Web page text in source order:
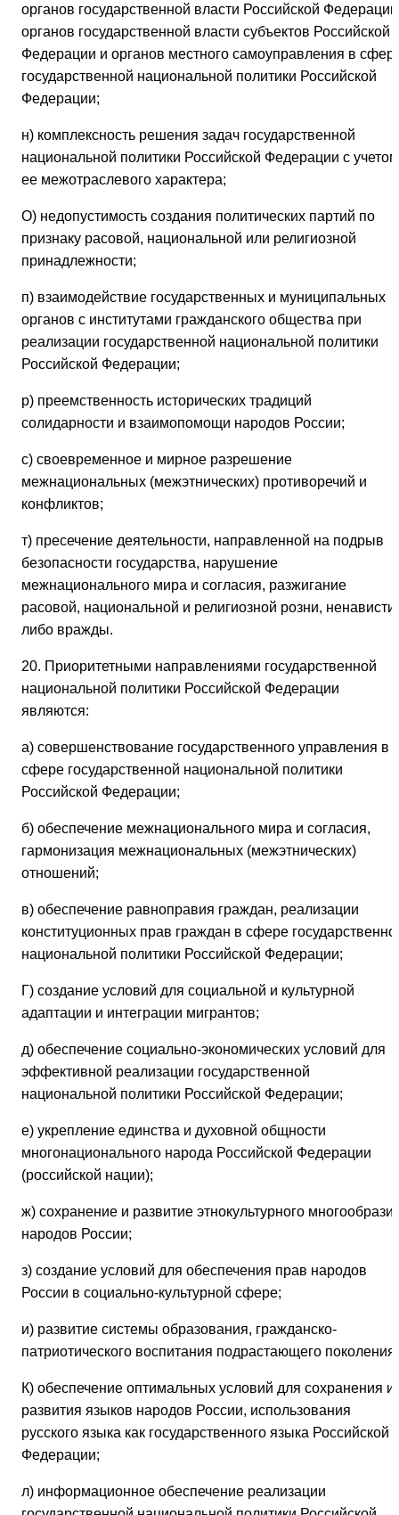
органов государственной власти Российской
органов государственной власти субъектов Российской
Федерации и органов местного самоуправления в
государственной национальной политики Российской
Федерации;
н) комплексность решения задач государственной
национальной политики Российской Федерации с учетом
ее межотраслевого характера;
О) недопустимость создания политических партий по
признаку расовой, национальной или религиозной
принадлежности;
п) взаимодействие государственных и муниципальных
органов с институтами гражданского общества при
реализации государственной национальной политики
Российской Федерации;
р) преемственность исторических традиций
солидарности и взаимопомощи народов России;
с) своевременное и мирное разрешение
межнациональных (межэтнических) противоречий и
конфликтов;
т) пресечение деятельности, направленной на подрыв
безопасности государства, нарушение
межнационального мира и согласия, разжигание
расовой, национальной и религиозной розни, ненависти
либо вражды.
20. Приоритетными направлениями государственной
национальной политики Российской Федерации
являются:
а) совершенствование государственного управления в
сфере государственной национальной политики
Российской Федерации;
б) обеспечение межнационального мира и согласия,
гармонизация межнациональных (межэтнических)
отношений;
в) обеспечение равноправия граждан, реализации
конституционных прав граждан в сфере
национальной политики Российской Федерации;
Г) создание условий для социальной и культурной
адаптации и интеграции мигрантов;
д) обеспечение социально-экономических условий для
эффективной реализации государственной
национальной политики Российской Федерации;
е) укрепление единства и духовной общности
многонационального народа Российской Федерации
(российской нации);
ж) сохранение и развитие этнокультурного
народов России;
з) создание условий для обеспечения прав народов
России в социально-культурной сфере;
и) развитие системы образования, гражданско-
патриотического воспитания подрастающего поколения;
К) обеспечение оптимальных условий для сохранения и
развития языков народов России, использования
русского языка как государственного языка Российской
Федерации;
л) информационное обеспечение реализации